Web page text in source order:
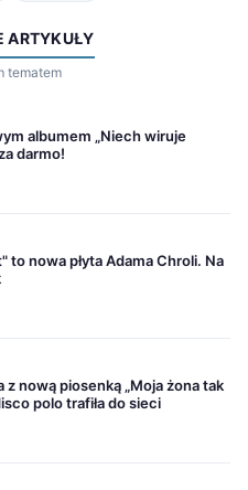
ARTYKUŁY
tematem
albumem „Niech wiruje
darmo!
to nowa płyta Adama Chroli. Na
z nową piosenką „Moja żona tak
polo trafiła do sieci